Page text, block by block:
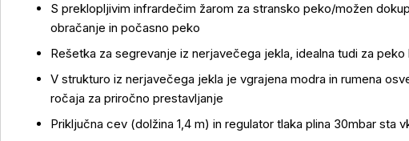
Več o izdelku
S preklopljivim infrardečim žarom za stransko peko/možen
obračanje in počasno peko
Rešetka za segrevanje iz nerjavečega jekla, idealna tudi za peko
V strukturo iz nerjavečega jekla je vgrajena modra in rumena
ročaja za priročno prestavljanje
Priključna cev (dolžina 1,4 m) in regulator tlaka plina 30mbar sta